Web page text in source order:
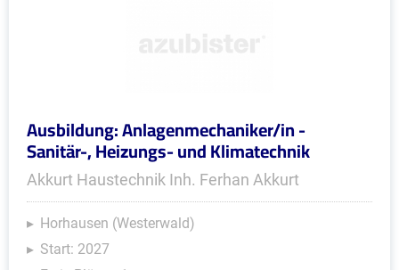
Ausbildung: Anlagenmechaniker/in -
Sanitär-, Heizungs- und Klimatechnik
Akkurt Haustechnik Inh. Ferhan Akkurt
Horhausen (Westerwald)
Start: 2027